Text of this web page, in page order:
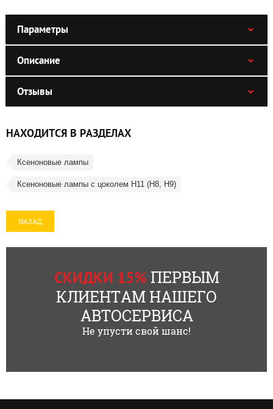
Параметры
Описание
Отзывы
НАХОДИТСЯ В РАЗДЕЛАХ
Ксеноновые лампы
Ксеноновые лампы с цоколем Н11 (H8, Н9)
НАЗАД
СКИДКИ 15%ПЕРВЫМ
КЛИЕНТАМ НАШЕГО
АВТОСЕРВИСА
Не упусти свой шанс!